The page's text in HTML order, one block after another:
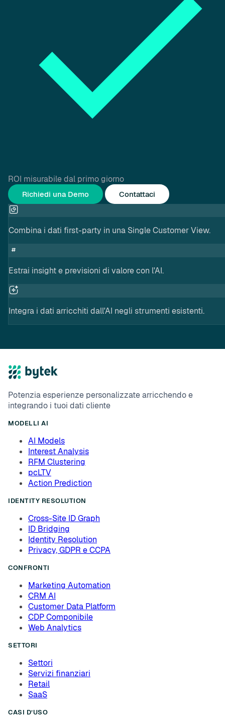
ROI misurabile dal primo giorno
Richiedi una Demo Contattaci
Combina i dati first-party in una Single Customer View.
Estrai insight e previsioni di valore con l'AI.
Integra i dati arricchiti dall'AI negli strumenti esistenti.
Potenzia esperienze personalizzate arricchendo e
integrando i tuoi dati cliente
MODELLI AI
AI Models
Interest Analysis
RFM Clustering
pcLTV
Action Prediction
IDENTITY RESOLUTION
Cross-Site ID Graph
ID Bridging
Identity Resolution
Privacy, GDPR e CCPA
CONFRONTI
Marketing Automation
CRM AI
Customer Data Platform
CDP Componibile
Web Analytics
SETTORI
Settori
Servizi finanziari
Retail
SaaS
CASI D’USO